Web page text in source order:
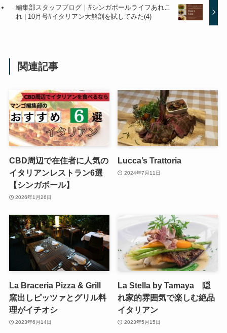
編集部スタッフブログ｜#シンガポールライフあれこ
れ | 10月号#イタリアン大解剖を試してみた(4)
関連記事
CBD周辺で在住者に人気の
イタリアンレストラン6選
【シンガポール】
2026年1月26日
Lucca’s Trattoria
2024年7月11日
La Braceria Pizza & Grill
窯出しピッツァとグリル料
理がイチオシ
2023年6月14日
La Stella by Tamaya 隠
れ家的雰囲気で楽しむ絶品
イタリアン
2023年5月15日